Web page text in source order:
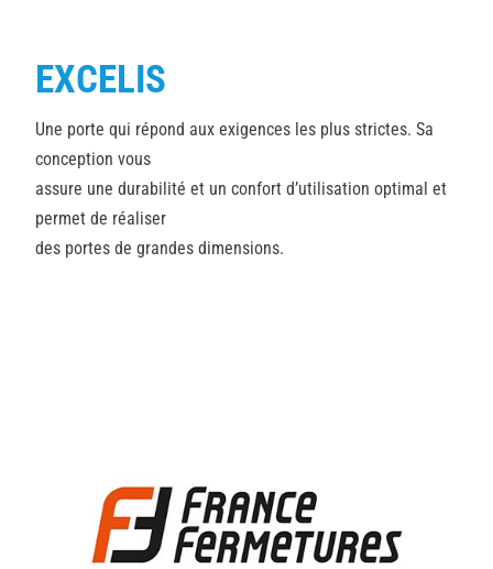
EXCELIS
Une porte qui répond aux exigences les plus strictes. Sa
conception vous
assure une durabilité et un confort d’utilisation optimal et
permet de réaliser
des portes de grandes dimensions.